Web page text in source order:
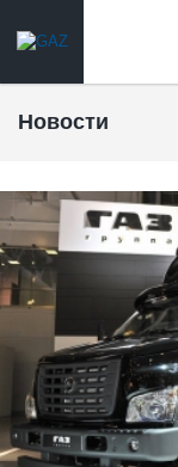
Новости